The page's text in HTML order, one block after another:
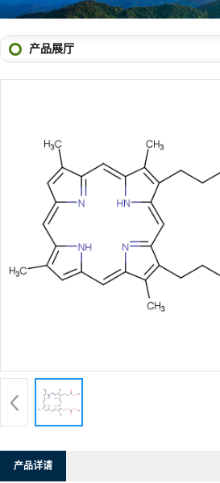
产品展厅
产品详请